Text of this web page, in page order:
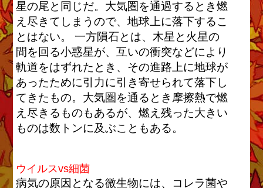
星の尾と同じだ。大気圏を通過するとき燃
え尽きてしまうので、地球上に落下するこ
とはない。 一方隕石とは、木星と火星の
間を回る小惑星が、互いの衝突などにより
軌道をはずれたとき、その進路上に地球が
あったために引力に引き寄せられて落下し
てきたもの。大気圏を通るとき摩擦熱で燃
え尽きるものもあるが、燃え残った大きい
ものは数トンに及ぶこともある。
ウイルスvs細菌
病気の原因となる微生物には、コレラ菌や